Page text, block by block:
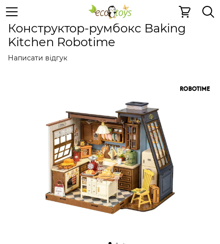
Дерев'яні конструктори Мініатюри та букнуки
Конструктор-румбокс Baking
Kitchen Robotime
Написати відгук